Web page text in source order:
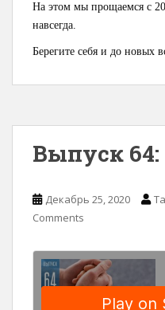
На этом мы прощаемся с
навсегда.
Берегите себя и до новых
Выпуск 64:
Декабрь 25, 2020
Comments